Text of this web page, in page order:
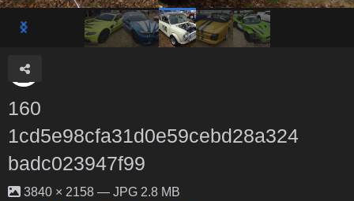
160
1cd5e98cfa31d0e59cebd28a324
badc023947f99
3840 × 2158 — JPG 2.8 MB